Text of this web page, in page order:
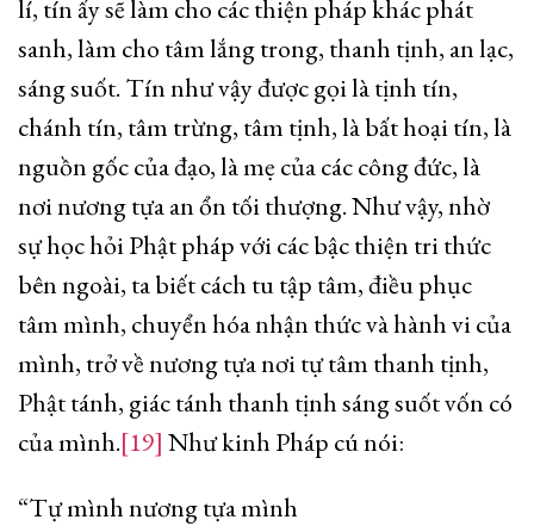
lí, tín ấy sẽ làm cho các thiện pháp khác phát
sanh, làm cho tâm lắng trong, thanh tịnh, an lạc,
sáng suốt. Tín như vậy được gọi là tịnh tín,
chánh tín, tâm trừng, tâm tịnh, là bất hoại tín, là
nguồn gốc của đạo, là mẹ của các công đức, là
nơi nương tựa an ổn tối thượng. Như vậy, nhờ
sự học hỏi Phật pháp với các bậc thiện tri thức
bên ngoài, ta biết cách tu tập tâm, điều phục
tâm mình, chuyển hóa nhận thức và hành vi của
mình, trở về nương tựa nơi tự tâm thanh tịnh,
Phật tánh, giác tánh thanh tịnh sáng suốt vốn có
của mình.[19] Như kinh Pháp cú nói:
“Tự mình nương tựa mình